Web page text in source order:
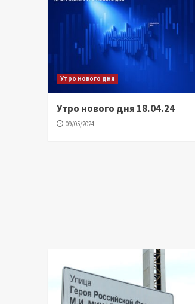
Утро нового дня
Утро нового дня 18.04.24
09/05/2024